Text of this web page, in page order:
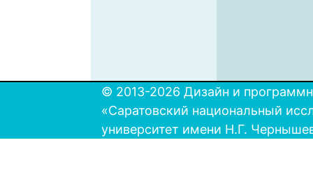
© 2013-2026 Дизайн и
«Саратовский национальный
университет имени Н.Г.